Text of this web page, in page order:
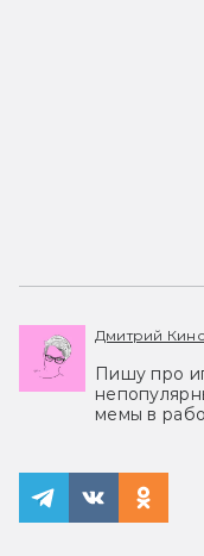
Дмитрий
Пишу про
мемы в